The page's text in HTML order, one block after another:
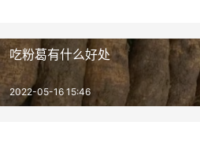
吃粉葛有什么好处
2022-05-16 15:46